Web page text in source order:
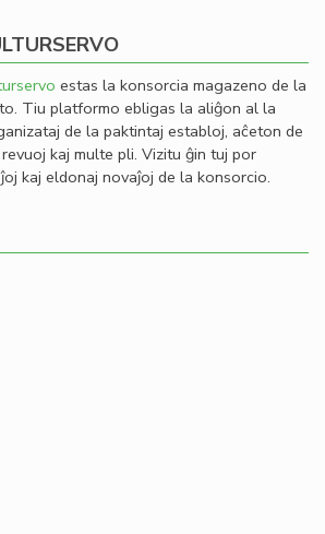
estas la konsorcia magazeno de la
Tiu platformo ebligas la aliĝon al la
de la paktintaj establoj, aĉeton de
kaj multe pli. Vizitu ĝin tuj por
kaj eldonaj novaĵoj de la konsorcio.